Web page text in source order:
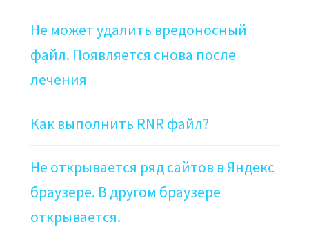
Не может удалить вредоносный
файл. Появляется снова после
лечения
Как выполнить RNR файл?
Не открывается ряд сайтов в Яндекс
браузере. В другом браузере
открывается.